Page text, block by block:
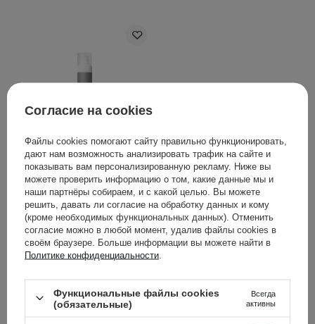
Polemika - Интенсивно
увлажняющий крем для
сухой, обезвоженной и
чувствительной кожи -
Matcha Hydrate Pro -
50ml
1 399,00 ГРН
Согласие на cookies
Файлы cookies помогают сайту правильно функционировать,
дают нам возможность анализировать трафик на сайте и
показывать вам персонализированную рекламу. Ниже вы
можете проверить информацию о том, какие данные мы и
наши партнёры собираем, и с какой целью. Вы можете
решить, давать ли согласие на обработку данных и кому
(кроме необходимых функциональных данных). Отменить
согласие можно в любой момент, удалив файлы cookies в
своём браузере. Больше информации вы можете найти в
Политике конфиденциальности
Функциональные файлы cookies
(обязательные)
Всегда
активны